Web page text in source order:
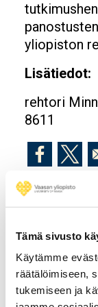
Tämä sivusto
Käytämme
räätälöimiseen,
tukemiseen ja
yliopiston
Lisätiedot:
rehtori
8611
Opens in a
Tilaa